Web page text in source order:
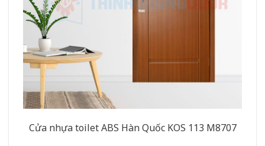
Cửa nhựa toilet ABS Hàn Quốc KOS 113 M8707